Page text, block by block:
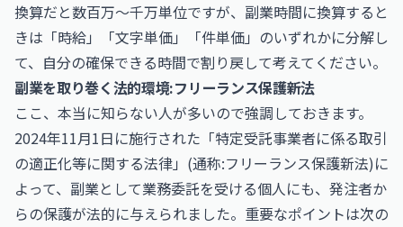
換算だと数百万〜千万単位ですが、副業時間に換算すると
きは「時給」「文字単価」「件単価」のいずれかに分解し
て、自分の確保できる時間で割り戻して考えてください。
副業を取り巻く法的環境:フリーランス保護新法
ここ、本当に知らない人が多いので強調しておきます。
2024年11月1日に施行された「特定受託事業者に係る取引
の適正化等に関する法律」(通称:フリーランス保護新法)に
よって、副業として業務委託を受ける個人にも、発注者か
らの保護が法的に与えられました。重要なポイントは次の